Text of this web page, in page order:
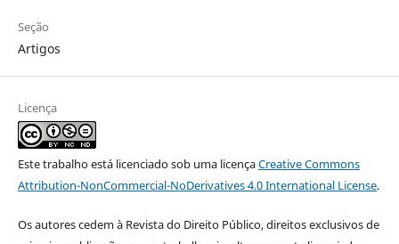
Seção
Artigos
Licença
Este trabalho está licenciado sob uma licençaCreative Commons
Attribution-NonCommercial-NoDerivatives 4.0 International License.
Os autores cedem à Revista do Direito Público, direitos exclusivos de